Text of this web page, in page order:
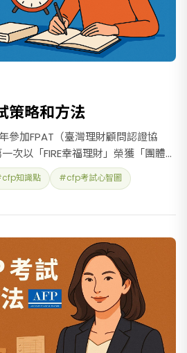
策略和方法
參加FPAT（臺灣理財顧問認證協
次以「FIRE幸福理財」榮獲「團體組
亞財務自由規劃書』榮獲「最佳顧
採訪得獎者並錄製youtube影片，兩
知識點 #cfp考試心智圖